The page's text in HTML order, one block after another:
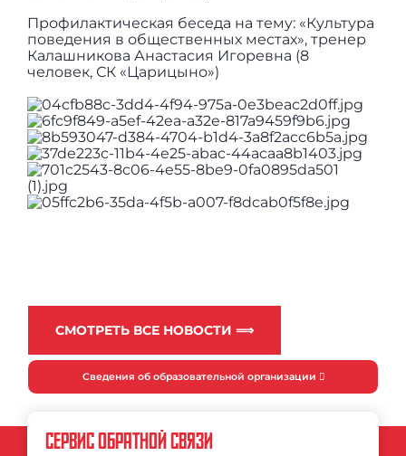
Профилактическая беседа на тему: «Культура
поведения в общественных местах», тренер
Калашникова Анастасия Игоревна (8
человек, СК «Царицыно»)
СМОТРЕТЬ ВСЕ НОВОСТИ ⟹
Сведения об образовательной организации
СЕРВИС ОБРАТНОЙ СВЯЗИ